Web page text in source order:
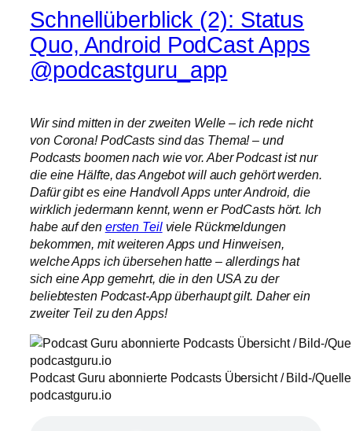
Schnellüberblick (2): Status
Quo, Android PodCast Apps
@podcastguru_app
Wir sind mitten in der zweiten Welle – ich rede nicht
von Corona! PodCasts sind das Thema! – und
Podcasts boomen nach wie vor. Aber Podcast ist nur
die eine Hälfte, das Angebot will auch gehört werden.
Dafür gibt es eine Handvoll Apps unter Android, die
wirklich jedermann kennt, wenn er PodCasts hört. Ich
habe auf den ersten Teilviele Rückmeldungen
bekommen, mit weiteren Apps und Hinweisen,
welche Apps ich übersehen hatte – allerdings hat
sich eine App gemehrt, die in den USA zu der
beliebtesten Podcast-App überhaupt gilt. Daher ein
zweiter Teil zu den Apps!
Podcast Guru abonnierte Podcasts Übersicht / Bild-/
podcastguru.io